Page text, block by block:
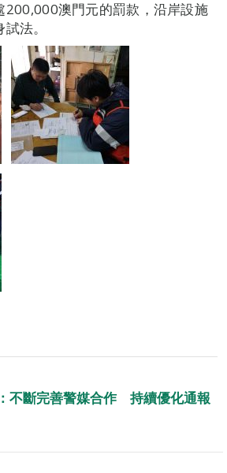
200,000澳門元的罰款，沿岸設施
法。
不斷完善警媒合作 持續優化通報